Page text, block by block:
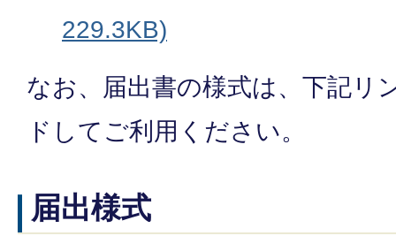
229.3KB)
なお、届出書の様式は、下記リ
ドしてご利用ください。
届出様式